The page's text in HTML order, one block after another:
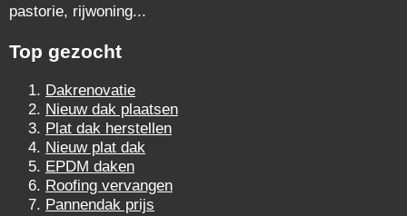
pastorie, rijwoning...
Top gezocht
Dakrenovatie
Nieuw dak plaatsen
Plat dak herstellen
Nieuw plat dak
EPDM daken
Roofing vervangen
Pannendak prijs